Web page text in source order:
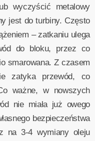
wyczyścić metalowy
jest do turbiny. Często
– zatkaniu ulega
do bloku, przez co
smarowana. Z czasem
zatyka przewód, co
ważne, w nowszych
nie miała już owego
bezpieczeństwa
na 3-4 wymiany oleju